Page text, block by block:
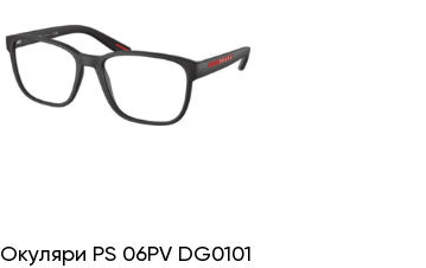
Окуляри PS 06PV DG0101